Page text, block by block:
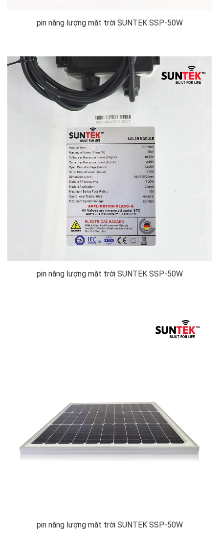
pin năng lượng mặt trời SUNTEK SSP-50W
pin năng lượng mặt trời SUNTEK SSP-50W
pin năng lượng mặt trời SUNTEK SSP-50W